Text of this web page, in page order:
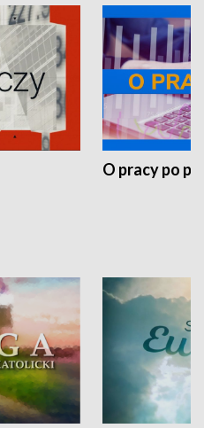
O pracy po